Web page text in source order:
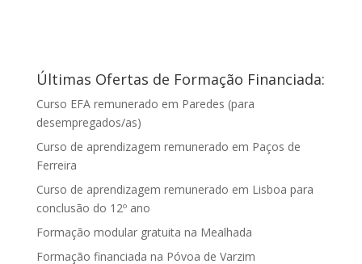
Últimas Ofertas de Formação Financiada:
Curso EFA remunerado em Paredes (para
desempregados/as)
Curso de aprendizagem remunerado em Paços de
Ferreira
Curso de aprendizagem remunerado em Lisboa para
conclusão do 12º ano
Formação modular gratuita na Mealhada
Formação financiada na Póvoa de Varzim